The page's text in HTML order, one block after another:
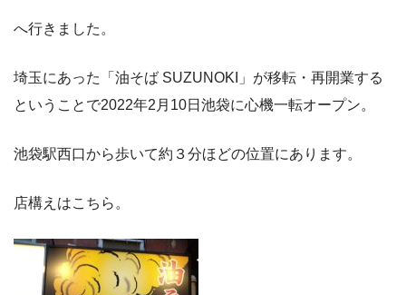
へ行きました。
埼玉にあった「油そば SUZUNOKI」が移転・再開業する
ということで2022年2月10日池袋に心機一転オープン。
池袋駅西口から歩いて約３分ほどの位置にあります。
店構えはこちら。